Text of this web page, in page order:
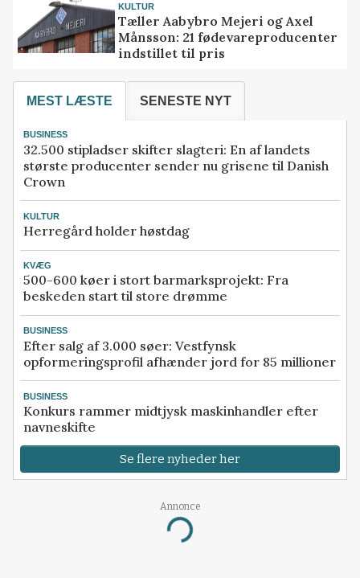
KULTUR
Tæller Aabybro Mejeri og Axel
Månsson: 21 fødevareproducenter
indstillet til pris
MEST LÆSTE SENESTE NYT
BUSINESS
32.500 stipladser skifter slagteri: En af landets
største producenter sender nu grisene til Danish
Crown
KULTUR
Herregård holder høstdag
KVÆG
500-600 køer i stort barmarksprojekt: Fra
beskeden start til store drømme
BUSINESS
Efter salg af 3.000 søer: Vestfynsk
opformeringsprofil afhænder jord for 85 millioner
BUSINESS
Konkurs rammer midtjysk maskinhandler efter
navneskifte
Se flere nyheder her
Annonce
Loading...